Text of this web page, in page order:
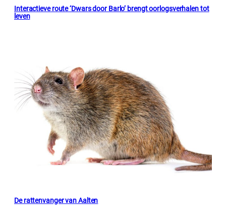
Interactieve route ‘Dwars door Barlo’ brengt oorlogsverhalen tot
leven
De rattenvanger van Aalten